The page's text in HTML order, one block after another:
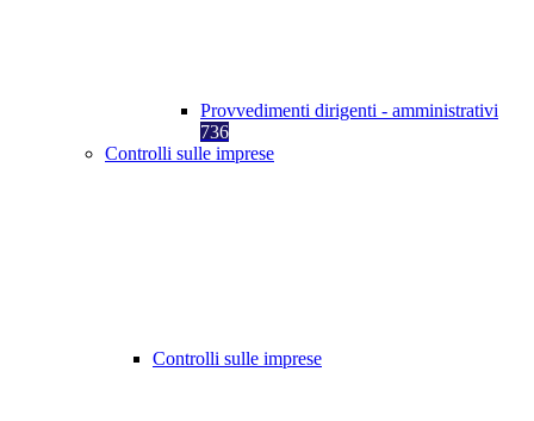
Provvedimenti dirigenti - amministrativi
736
Controlli sulle imprese
Controlli sulle imprese